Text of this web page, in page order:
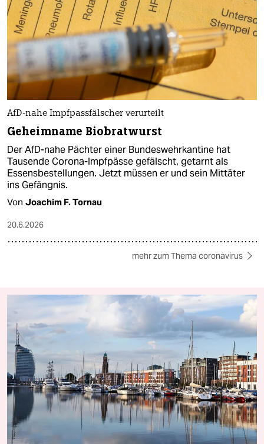
AfD-nahe Impfpassfälscher verurteilt
Geheimname Biobratwurst
Der AfD-nahe Pächter einer Bundeswehrkantine hat
Tausende Corona-Impfpässe gefälscht, getarnt als
Essensbestellungen. Jetzt müssen er und sein Mittäter
ins Gefängnis.
Von Joachim F. Tornau
20.6.2026
mehr zum Thema coronavirus